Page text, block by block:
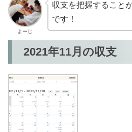
よーじ
収支を把握すること
です！
2021年11月の収支